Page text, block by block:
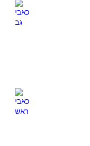
כאבי גב
לחץ
כאן
כאבי ראש
לחץ
כאן